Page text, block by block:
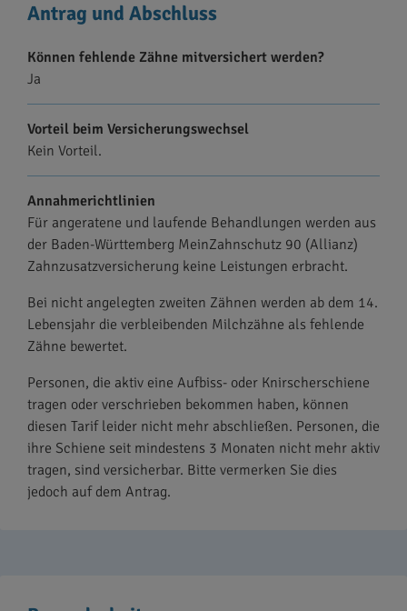
Antrag und Abschluss
Können fehlende Zähne mitversichert werden?
Ja
Vorteil beim Versicherungswechsel
Kein Vorteil.
Annahmerichtlinien
Für angeratene und laufende Behandlungen werden aus
der Baden-Württemberg MeinZahnschutz 90 (Allianz)
Zahnzusatzversicherung keine Leistungen erbracht.
Bei nicht angelegten zweiten Zähnen werden ab dem 14.
Lebensjahr die verbleibenden Milchzähne als fehlende
Zähne bewertet.
Personen, die aktiv eine Aufbiss- oder Knirscherschiene
tragen oder verschrieben bekommen haben, können
diesen Tarif leider nicht mehr abschließen. Personen, die
ihre Schiene seit mindestens 3 Monaten nicht mehr aktiv
tragen, sind versicherbar. Bitte vermerken Sie dies
jedoch auf dem Antrag.